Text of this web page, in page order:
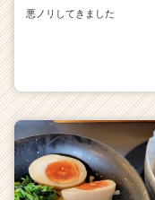
悪ノリしてきました